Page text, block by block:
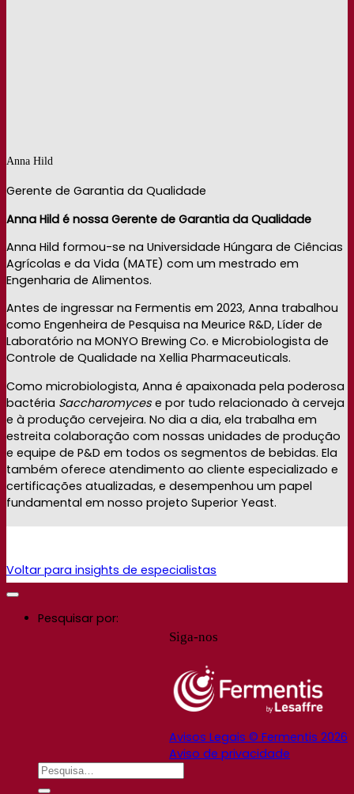
Anna Hild
Gerente de Garantia da Qualidade
Anna Hild é nossa Gerente de Garantia da Qualidade
Anna Hild formou-se na Universidade Húngara de Ciências
Agrícolas e da Vida (MATE) com um mestrado em
Engenharia de Alimentos.
Antes de ingressar na Fermentis em 2023, Anna trabalhou
como Engenheira de Pesquisa na Meurice R&D, Líder de
Laboratório na MONYO Brewing Co. e Microbiologista de
Controle de Qualidade na Xellia Pharmaceuticals.
Como microbiologista, Anna é apaixonada pela poderosa
bactéria Saccharomyces e por tudo relacionado à cerveja
e à produção cervejeira. No dia a dia, ela trabalha em
estreita colaboração com nossas unidades de produção
e equipe de P&D em todos os segmentos de bebidas. Ela
também oferece atendimento ao cliente especializado e
certificações atualizadas, e desempenhou um papel
fundamental em nosso projeto Superior Yeast.
Voltar para insights de especialistas
Siga-nos
Avisos Legais © Fermentis 2026
Aviso de privacidade
Pesquisar por: